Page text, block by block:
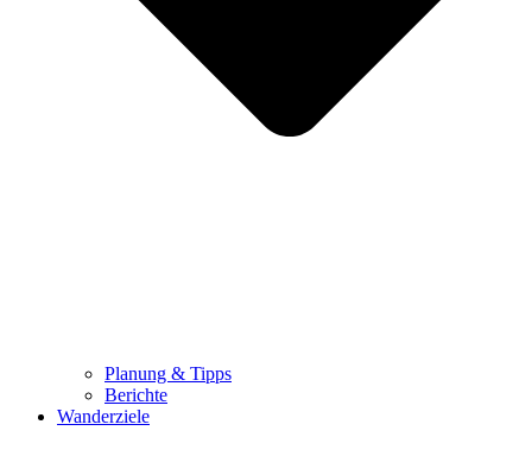
Planung & Tipps
Berichte
Wanderziele